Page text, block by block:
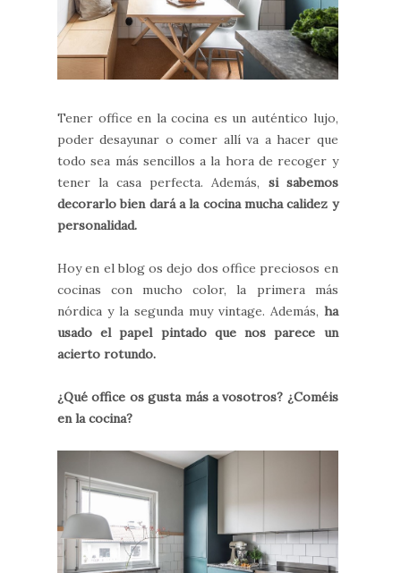
Tener office en la cocina es un auténtico lujo,
poder desayunar o comer allí va a hacer que
todo sea más sencillos a la hora de recoger y
tener la casa perfecta. Además, si sabemos
decorarlo bien dará a la cocina mucha calidez y
personalidad.
Hoy en el blog os dejo dos office preciosos en
cocinas con mucho color, la primera más
nórdica y la segunda muy vintage. Además, ha
usado el papel pintado que nos parece un
acierto rotundo.
¿Qué office os gusta más a vosotros? ¿Coméis
en la cocina?